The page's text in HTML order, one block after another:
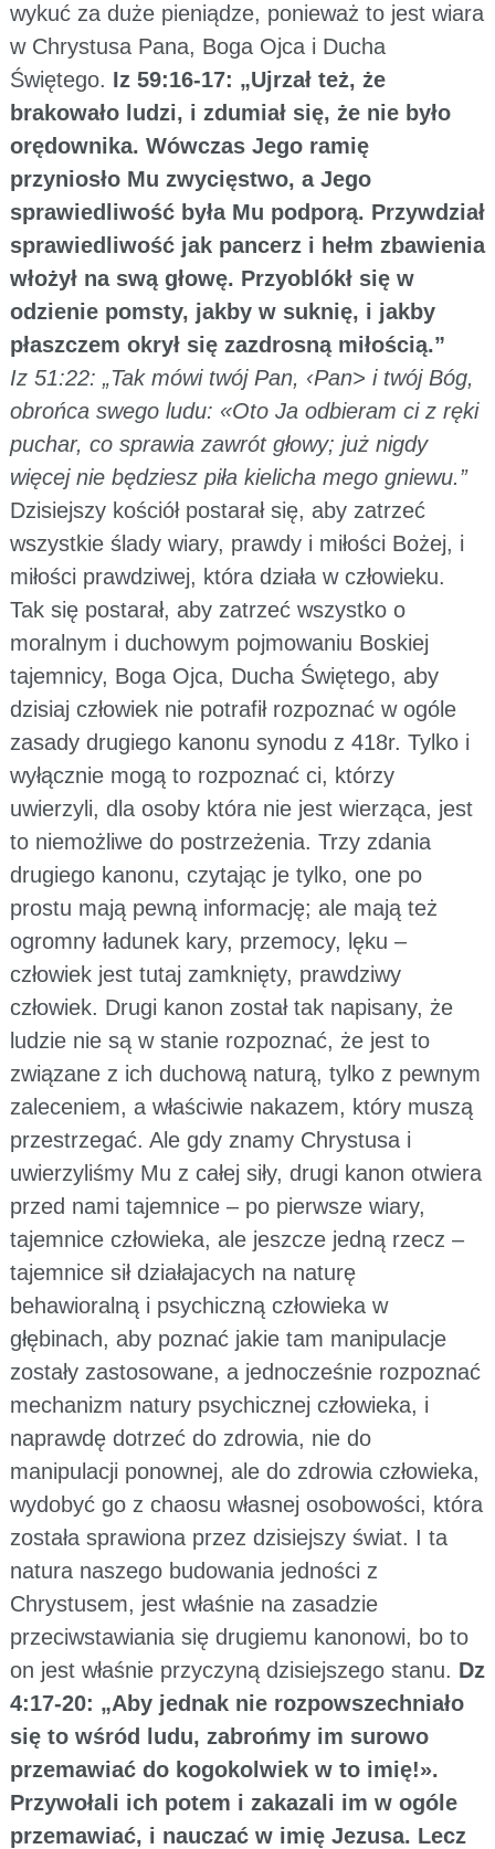
wykuć za duże pieniądze, ponieważ to jest wiara
w Chrystusa Pana, Boga Ojca i Ducha
Świętego. Iz 59:16-17: „Ujrzał też, że
brakowało ludzi, i zdumiał się, że nie było
orędownika. Wówczas Jego ramię
przyniosło Mu zwycięstwo, a Jego
sprawiedliwość była Mu podporą. Przywdział
sprawiedliwość jak pancerz i hełm zbawienia
włożył na swą głowę. Przyoblókł się w
odzienie pomsty, jakby w suknię, i jakby
płaszczem okrył się zazdrosną miłością.”
Iz 51:22: „Tak mówi twój Pan, ‹Pan> i twój Bóg,
obrońca swego ludu: «Oto Ja odbieram ci z ręki
puchar, co sprawia zawrót głowy; już nigdy
więcej nie będziesz piła kielicha mego gniewu.”
Dzisiejszy kościół postarał się, aby zatrzeć
wszystkie ślady wiary, prawdy i miłości Bożej, i
miłości prawdziwej, która działa w człowieku.
Tak się postarał, aby zatrzeć wszystko o
moralnym i duchowym pojmowaniu Boskiej
tajemnicy, Boga Ojca, Ducha Świętego, aby
dzisiaj człowiek nie potrafił rozpoznać w ogóle
zasady drugiego kanonu synodu z 418r. Tylko i
wyłącznie mogą to rozpoznać ci, którzy
uwierzyli, dla osoby która nie jest wierząca, jest
to niemożliwe do postrzeżenia. Trzy zdania
drugiego kanonu, czytając je tylko, one po
prostu mają pewną informację; ale mają też
ogromny ładunek kary, przemocy, lęku –
człowiek jest tutaj zamknięty, prawdziwy
człowiek. Drugi kanon został tak napisany, że
ludzie nie są w stanie rozpoznać, że jest to
związane z ich duchową naturą, tylko z pewnym
zaleceniem, a właściwie nakazem, który muszą
przestrzegać. Ale gdy znamy Chrystusa i
uwierzyliśmy Mu z całej siły, drugi kanon otwiera
przed nami tajemnice – po pierwsze wiary,
tajemnice człowieka, ale jeszcze jedną rzecz –
tajemnice sił działajacych na naturę
behawioralną i psychiczną człowieka w
głębinach, aby poznać jakie tam manipulacje
zostały zastosowane, a jednocześnie rozpoznać
mechanizm natury psychicznej człowieka, i
naprawdę dotrzeć do zdrowia, nie do
manipulacji ponownej, ale do zdrowia człowieka,
wydobyć go z chaosu własnej osobowości, która
została sprawiona przez dzisiejszy świat. I ta
natura naszego budowania jedności z
Chrystusem, jest właśnie na zasadzie
przeciwstawiania się drugiemu kanonowi, bo to
on jest właśnie przyczyną dzisiejszego stanu. Dz
4:17-20: „Aby jednak nie rozpowszechniało
się to wśród ludu, zabrońmy im surowo
przemawiać do kogokolwiek w to imię!».
Przywołali ich potem i zakazali im w ogóle
przemawiać, i nauczać w imię Jezusa. Lecz